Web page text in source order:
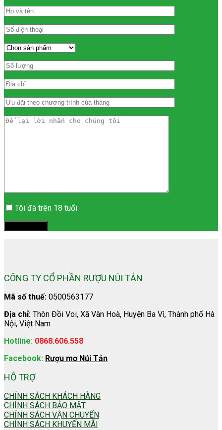
Tôi đã trên 18 tuổi
CÔNG TY CỔ PHẦN RƯỢU NÚI TẢN
Mã số thuế: 0500563177
Địa chỉ: Thôn Đồi Voi, Xã Vân Hoà, Huyện Ba Vì, Thành phố Hà
Nội, Việt Nam
Hotline: 0868.606.558
Facebook: Rượu mơ Núi Tản
HỖ TRỢ
CHÍNH SÁCH KHÁCH HÀNG
CHÍNH SÁCH BẢO MẬT
CHÍNH SÁCH VẬN CHUYỂN
CHÍNH SÁCH KHUYẾN MÃI